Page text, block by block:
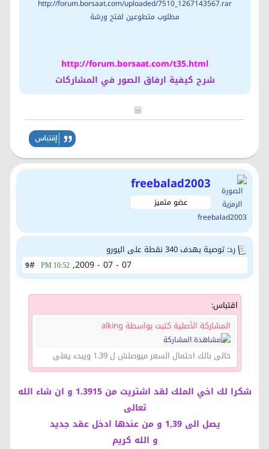
http://forum.borsaat.com/uploaded/7510_1267143567.rar
مطلوب متطوعين لفتح ورشة
http://forum.borsaat.com/t35.html
شرح كيفية ارفاق الصور في المشاركات
freebalad2003
عضو متميز
رد: توصية بهدف 340 نقطة على اليورو
9# 07 - 07 - 2009,
10:52 PM
اقتباس:
المشاركة الأصلية كتبت بواسطة alking
خالى بالك احتمال السعر ميوصلش ل 1.39 ويبدء يعلى
شكرا لك اخي الملك لقد اشتريت من 1.3915 و ان شاء الله
تعالى
يصل الى 1,39 و من عندها ادخل عقد جديد
و الله كريم